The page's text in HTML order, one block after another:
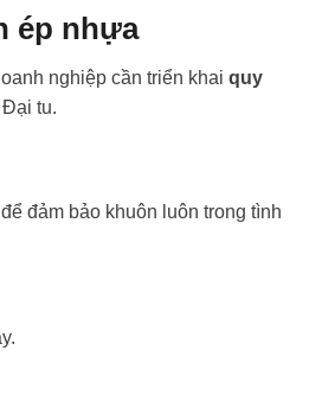
ép nhựa
nghiệp cần triển khai quy
Đại tu.
đảm bảo khuôn luôn trong tình